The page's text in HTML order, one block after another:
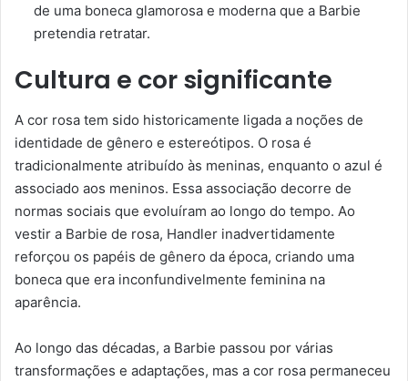
de uma boneca glamorosa e moderna que a Barbie
pretendia retratar.
Cultura e cor significante
A cor rosa tem sido historicamente ligada a noções de
identidade de gênero e estereótipos. O rosa é
tradicionalmente atribuído às meninas, enquanto o azul é
associado aos meninos. Essa associação decorre de
normas sociais que evoluíram ao longo do tempo. Ao
vestir a Barbie de rosa, Handler inadvertidamente
reforçou os papéis de gênero da época, criando uma
boneca que era inconfundivelmente feminina na
aparência.
Ao longo das décadas, a Barbie passou por várias
transformações e adaptações, mas a cor rosa permaneceu